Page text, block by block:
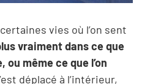
vies où l’on sent
vraiment dans ce que
ou même ce que l’on
déplacé à l’intérieur,